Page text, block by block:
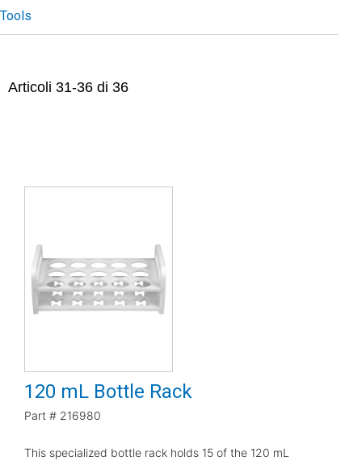
Articoli 31-36 di 36
120 mL Bottle Rack
Part # 216980
This specialized bottle rack holds 15 of the 120 mL
Tools